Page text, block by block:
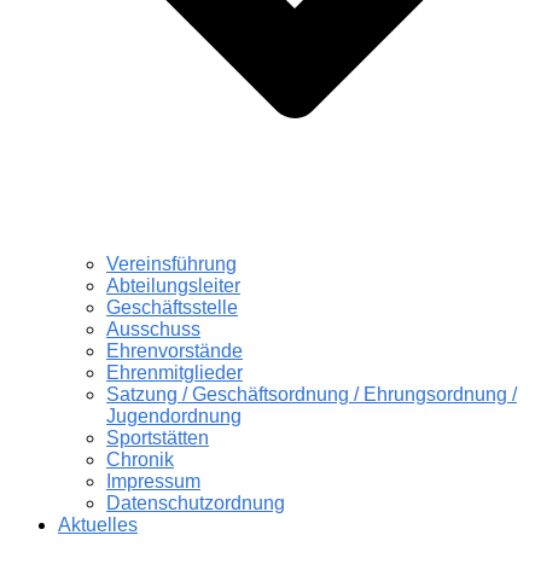
Vereinsführung
Abteilungsleiter
Geschäftsstelle
Ausschuss
Ehrenvorstände
Ehrenmitglieder
Satzung / Geschäftsordnung / Ehrungsordnung /
Jugendordnung
Sportstätten
Chronik
Impressum
Datenschutzordnung
Aktuelles